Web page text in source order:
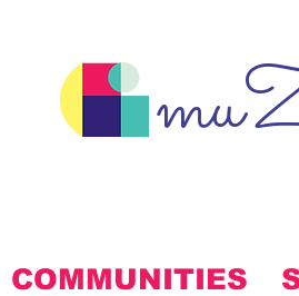
COMMUNITIES